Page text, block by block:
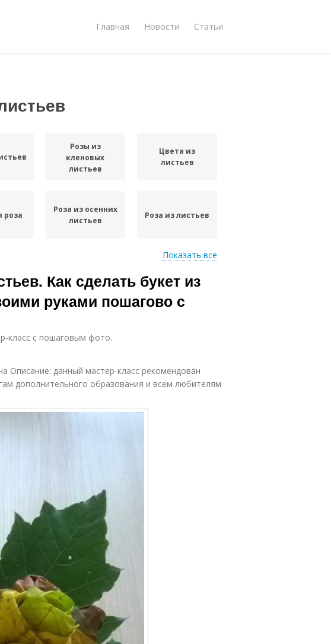
Главная Новости Статьи
Розы из
кленовых
листьев
Цвета из
листьев
роза
Роза из осенних
листьев
Роза из листьев
Показать все
Как сделать букет из
руками пошагово с
класс с пошаговым фото.
Описание: данный мастер-класс рекомендован
дополнительного образования и всем любителям